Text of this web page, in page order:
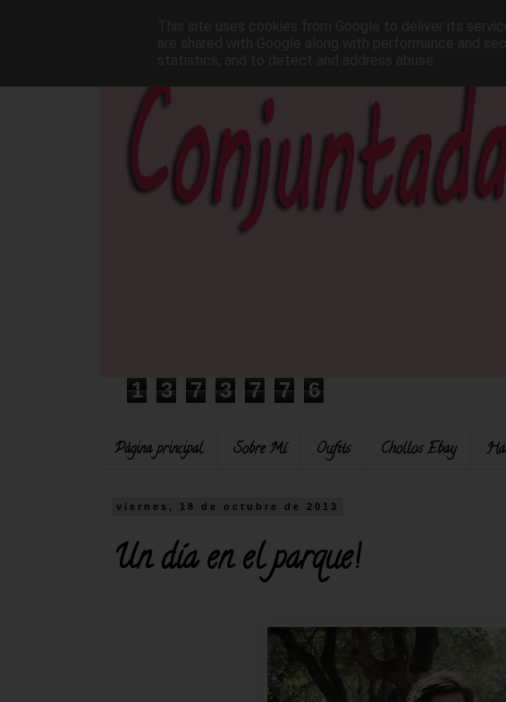
1 3 7 3 7 7 6
Página principal Sobre Mí Oufits Chollos Ebay
viernes, 18 de octubre de 2013
Un día en el parque!